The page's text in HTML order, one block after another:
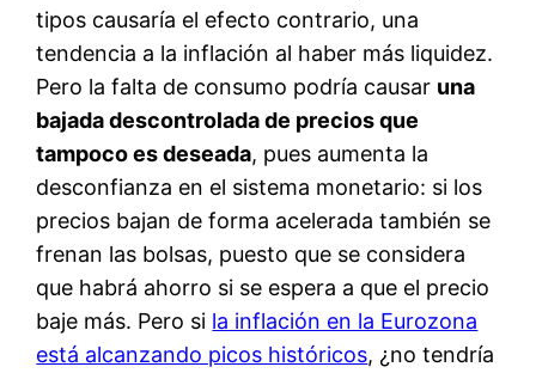
tipos causaría el efecto contrario, una
tendencia a la inflación al haber más liquidez.
Pero la falta de consumo podría causar una
bajada descontrolada de precios que
tampoco es deseada, pues aumenta la
desconfianza en el sistema monetario: si los
precios bajan de forma acelerada también se
frenan las bolsas, puesto que se considera
que habrá ahorro si se espera a que el precio
baje más. Pero si la inflación en la Eurozona
está alcanzando picos históricos, ¿no tendría